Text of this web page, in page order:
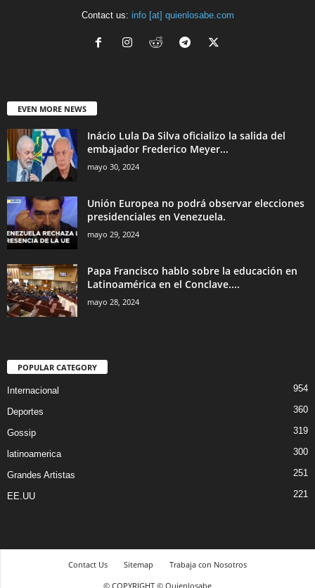
Contact us: info [at] quienlosabe.com
EVEN MORE NEWS
Inácio Lula Da Silva oficializo la salida del
embajador Frederico Meyer...
mayo 30, 2024
Unión Europea no podrá observar elecciones
presidenciales en Venezuela.
mayo 29, 2024
Papa Francisco hablo sobre la educación en
Latinoamérica en el Conclave....
mayo 28, 2024
POPULAR CATEGORY
Internacional 954
Deportes 360
Gossip 319
latinoamerica 300
Grandes Artistas 251
EE.UU 221
Contact Us Sitemap
Trabaja con Nosotros
© COPYRIGHT © Quienlosabe